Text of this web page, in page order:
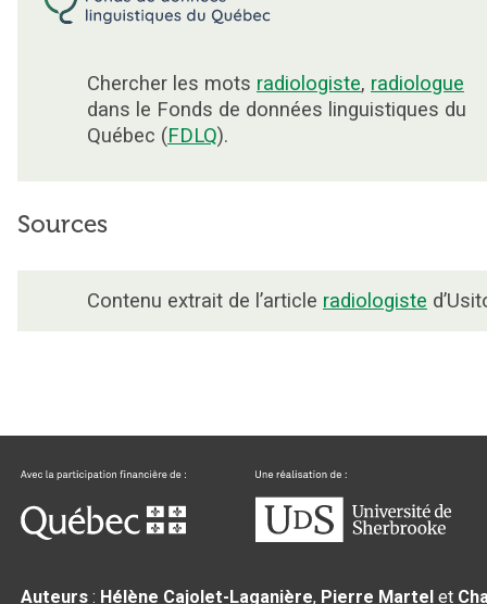
Chercher les mots radiologiste, radiologue
dans le Fonds de données linguistiques du
Québec (FDLQ).
Sources
Contenu extrait de l’article radiologiste
Auteurs : Hélène Cajolet-Laganière, Pierre Martel et